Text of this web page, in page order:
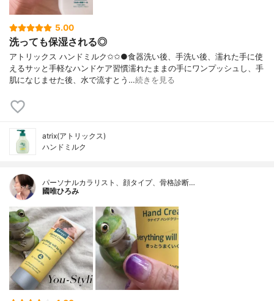
5.00
洗っても保湿される◎
アトリックス ハンドミルク✩✩●食器洗い後、手洗い後、濡れた手に使
えるサッと手軽なハンドケア習慣濡れたままの手にワンプッシュし、手
肌になじませた後、水で流すとう…続きを見る
atrix(アトリックス)
ハンドミルク
パーソナルカラリスト、顔タイプ、骨格診断…
國唯ひろみ